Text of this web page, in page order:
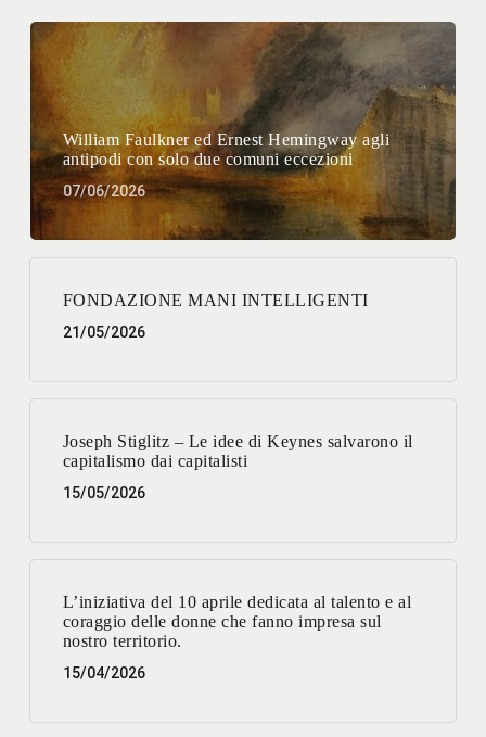
William Faulkner ed Ernest Hemingway agli
antipodi con solo due comuni eccezioni
07/06/2026
FONDAZIONE MANI INTELLIGENTI
21/05/2026
Joseph Stiglitz – Le idee di Keynes salvarono il
capitalismo dai capitalisti
15/05/2026
L’iniziativa del 10 aprile dedicata al talento e al
coraggio delle donne che fanno impresa sul
nostro territorio.
15/04/2026